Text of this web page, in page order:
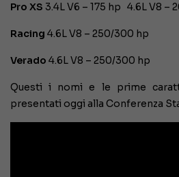
Pro XS 3.4L V6 – 175 hp 4.6L V8 –
Racing 4.6L V8 – 250/300 hp
Verado 4.6L V8 – 250/300 hp
Questi i nomi e le prime
presentati oggi alla Conferenza